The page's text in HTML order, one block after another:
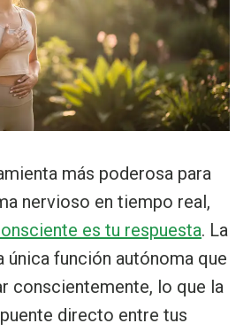
más poderosa para
nervioso en tiempo real,
es tu respuesta. La
única función autónoma que
conscientemente, lo que la
directo entre tus